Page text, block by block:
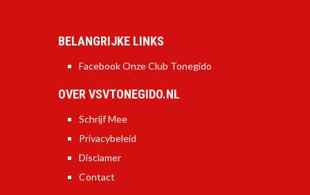
BELANGRIJKE LINKS
Facebook Onze Club Tonegido
OVER VSVTONEGIDO.NL
Schrijf Mee
Privacybeleid
Disclamer
Contact